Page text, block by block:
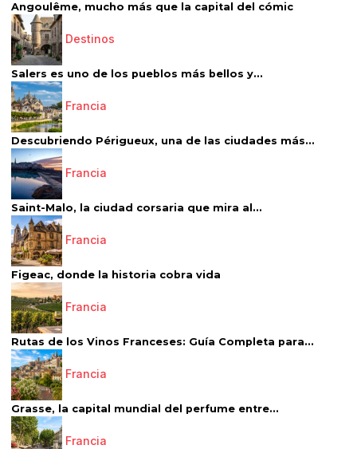
Angoulême, mucho más que la capital del cómic
Destinos
Salers es uno de los pueblos más bellos y...
Francia
Descubriendo Périgueux, una de las ciudades más...
Francia
Saint-Malo, la ciudad corsaria que mira al...
Francia
Figeac, donde la historia cobra vida
Francia
Rutas de los Vinos Franceses: Guía Completa para...
Francia
Grasse, la capital mundial del perfume entre...
Francia